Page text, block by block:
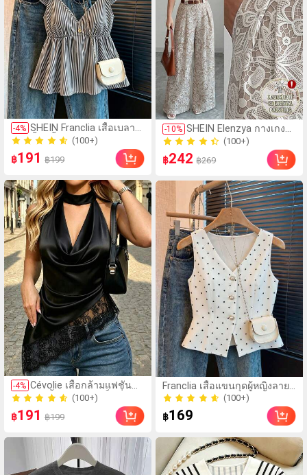
เด็กผู้หญิง เหมาะสำหรับ
ฤดูร้อน, ฤดูเปิดเทอม หรือ
เป็นพรม ผลิตภัณฑ์อื่น ๆ ที่
เกี่ยวข้อง ได้แก่ ชุดแปรง,
ชุดแปรงแต่งหน้า, ชุด
แปรงแต่งหน้าครบชุด
และชุดของขวัญแต่งหน้า
-4% SHEIN Franclia เสื้อเบลาส์
สั้นสีน้ำเงินลายทางน่ารัก
แต่งระบาย เซ็กซี่ เปิดหลัง
คอเว้าลึก
(100+)
100+ ขายแล้ว
(100+)
100+ ขายแล้ว
฿191 ฿199
-4% Cévolie เสื้อกล้ามแฟชั่น
ปาร์ตี้ทรงเข้ารูป เซ็กซี่ คอ
เดรป คอคาวล์ จับย่น แต่ง
ลูกไม้ ดีไซน์ต่อผ้า เปิดหลัง
(100+)
50+ ขายแล้ว
(100+)
50+ ขายแล้ว
฿191 ฿199
-10% SHEIN Elenzya กางเกงคู
ลอตลายจุดเอวสูงแบบใหม่
สำหรับฤดูใบไม้ผลิ/ฤดู
ร้อน, สไตล์หรูหราเหมาะ
สำหรับใส่ในชีวิตประจำ
วันและทำงาน, ให้ความ
รู้สึกวินเทจสำหรับฤดูรับ
ปริญญา, เทศกาลดนตรี,
การแข่งม้าดาร์บี้, วัน
ประกาศอิสรภาพ
(100+)
80+ ขายแล้ว
(100+)
80+ ขายแล้ว
฿242 ฿269
Franclia เสื้อแขนกุดผู้หญิงลาย
จุดสไตล์ลำลอง สำหรับฤดูร้อน
วันหยุด และใส่ไปทำงาน
(100+)
100+ ขายแล้ว
(100+)
100+ ขายแล้ว
฿169